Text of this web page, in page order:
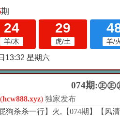
074期:㊣㊣
hcw888.xyz) 独家发布
狗杀杀一行】火,【074期】【风